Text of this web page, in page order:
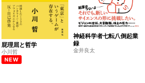
屁理屈と哲学
小川哲
NEW
神経科学者七転八倒起業
録
金井良太